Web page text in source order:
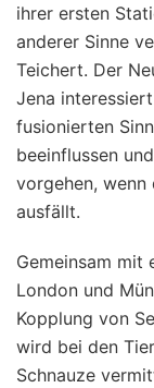
ihrer ersten
anderer Sinne
Teichert. Der
Jena
fusionierten
beeinflussen
vorgehen,
ausfällt.
Gemeinsam mit
London und
Kopplung von
wird bei den
Schnauze